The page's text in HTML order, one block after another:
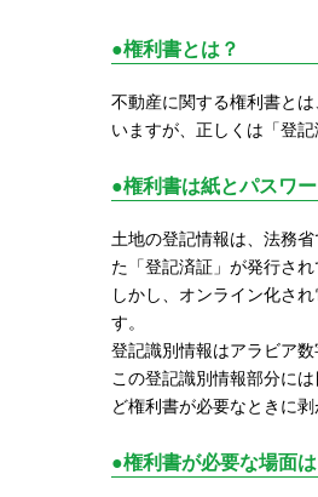
●権利書とは？
不動産に関する権利書と
いますが、正しくは「登記
●権利書は紙とパスワ
土地の登記情報は、法務
た「登記済証」が発行され
しかし、オンライン化さ
す。
登記識別情報はアラビア
この登記識別情報部分に
ど権利書が必要なときに剥
●権利書が必要な場面は